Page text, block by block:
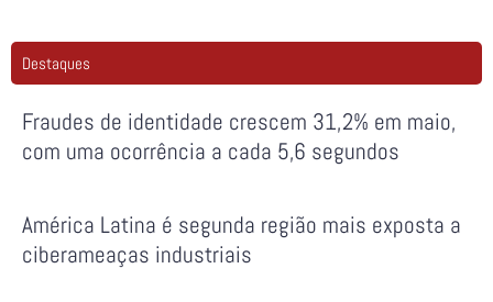
Destaques
Fraudes de identidade crescem 31,2% em maio,
com uma ocorrência a cada 5,6 segundos
América Latina é segunda região mais exposta a
ciberameaças industriais